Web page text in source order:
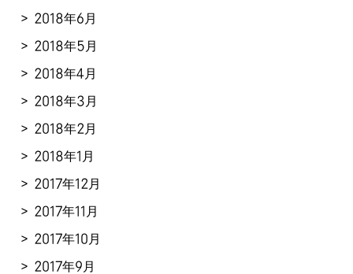
2018年6月
2018年5月
2018年4月
2018年3月
2018年2月
2018年1月
2017年12月
2017年11月
2017年10月
2017年9月